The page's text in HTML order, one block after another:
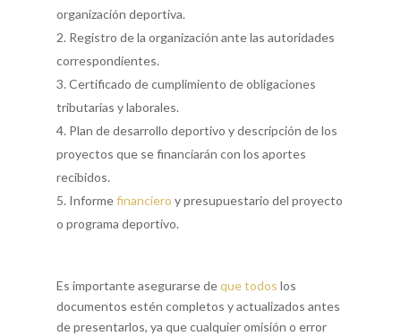
organización deportiva.
Registro de la organización ante las autoridades
correspondientes.
Certificado de cumplimiento de obligaciones
tributarias y laborales.
Plan de desarrollo deportivo y descripción de los
proyectos que se financiarán con los aportes
recibidos.
Informefinanciero y presupuestario del proyecto
o programa deportivo.
Es importante asegurarse deque todos los
documentos estén completos y actualizados antes
de presentarlos, ya que cualquier omisión o error